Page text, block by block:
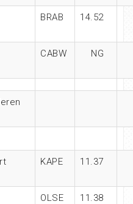
BRAB 14.52
CABW NG
KAPE 11.37
OLSE 11.38